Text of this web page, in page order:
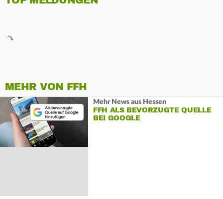
MEHR VON FFH
Mehr News aus Hessen
FFH ALS BEVORZUGTE QUELLE
BEI GOOGLE